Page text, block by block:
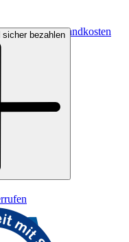
& Versandkosten
bezahlen